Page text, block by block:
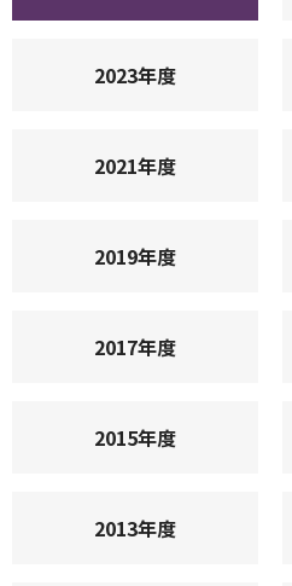
2023年度
2021年度
2019年度
2017年度
2015年度
2013年度